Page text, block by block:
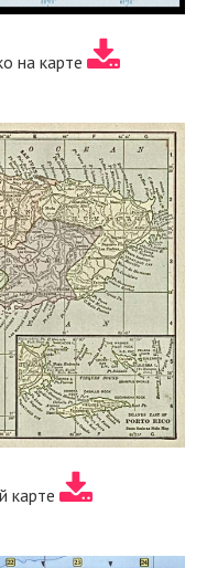
на карте
карте